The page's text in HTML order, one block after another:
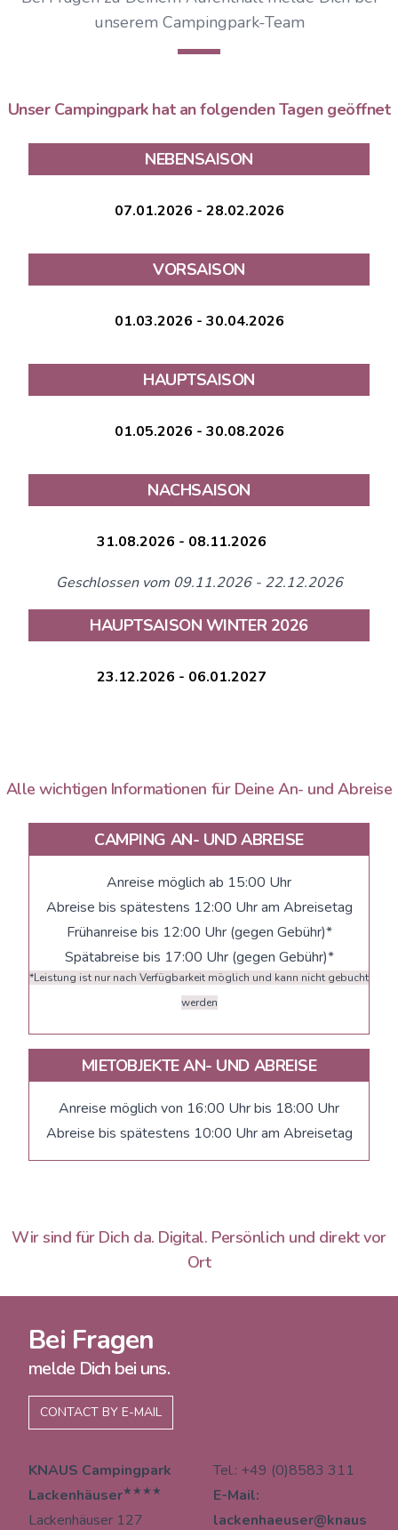
unserem Campingpark-Team
Unser Campingpark hat an folgenden Tagen geöffnet
NEBENSAISON
07.01.2026 - 28.02.2026
VORSAISON
01.03.2026 - 30.04.2026
HAUPTSAISON
01.05.2026 - 30.08.2026
NACHSAISON
31.08.2026 - 08.11.2026
Geschlossen vom 09.11.2026 - 22.12.2026
HAUPTSAISON WINTER 2026
23.12.2026 - 06.01.2027
Alle wichtigen Informationen für Deine An- und Abreise
CAMPING AN- UND ABREISE
Anreise möglich ab 15:00 Uhr
Abreise bis spätestens 12:00 Uhr am Abreisetag
Frühanreise bis 12:00 Uhr (gegen Gebühr)*
Spätabreise bis 17:00 Uhr (gegen Gebühr)*
*Leistung ist nur nach Verfügbarkeit möglich und kann nicht gebucht
werden
MIETOBJEKTE AN- UND ABREISE
Anreise möglich von 16:00 Uhr bis 18:00 Uhr
Abreise bis spätestens 10:00 Uhr am Abreisetag
Wir sind für Dich da. Digital. Persönlich und direkt vor
Ort
Bei Fragen
melde Dich bei uns.
CONTACT BY E-MAIL
KNAUS Campingpark
Lackenhäuser★★★★
Lackenhäuser 127
Tel.: +49 (0)8583 311
E-Mail:
lackenhaeuser@knaus